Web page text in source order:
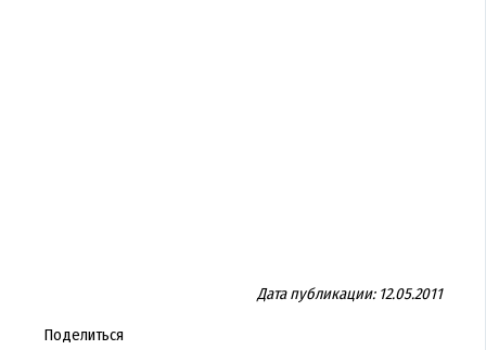
Дата публикации: 12.05.2011
Поделиться